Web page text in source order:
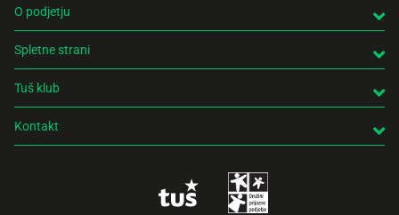
O podjetju
Spletne strani
Tuš klub
Kontakt